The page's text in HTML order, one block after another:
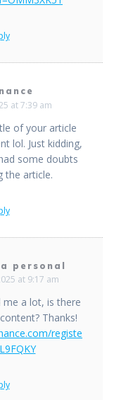
at 7:39 am
of your article
lol. Just kidding,
some doubts
the article.
personal
at 9:17 am
me a lot, is there
Thanks!
registe